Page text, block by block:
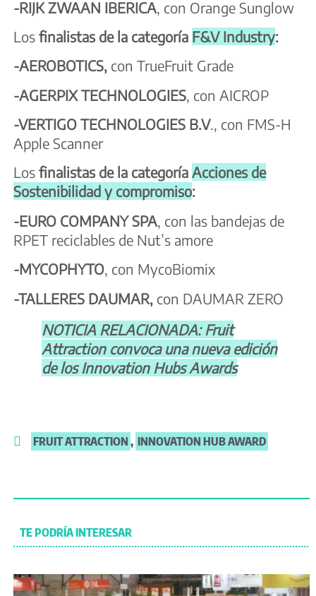
-RIJK ZWAAN IBERICA , con Orange Sunglow
Los finalistas de la categoría F&V Industry:
-AEROBOTICS, con TrueFruit Grade
-AGERPIX TECHNOLOGIES , con AICROP
-VERTIGO TECHNOLOGIES B.V., con FMS-H
Apple Scanner
Los finalistas de la categoría Acciones de
Sostenibilidad y compromiso:
-EURO COMPANY SPA , con las bandejas de
RPET reciclables de Nut’s amore
-MYCOPHYTO, con MycoBiomix
-TALLERES DAUMAR, con DAUMAR ZERO
NOTICIA RELACIONADA: Fruit
Attraction convoca una nueva edición
de los Innovation Hubs Awards
FRUIT ATTRACTION , INNOVATION HUB AWARD
TE PODRÍA INTERESAR